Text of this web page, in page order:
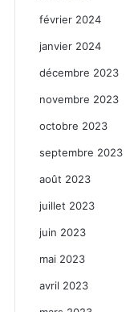
février 2024
janvier 2024
décembre 2023
novembre 2023
octobre 2023
septembre 2023
août 2023
juillet 2023
juin 2023
mai 2023
avril 2023